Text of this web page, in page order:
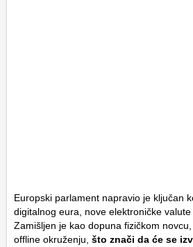
Europski parlament napravio je ključan
digitalnog eura, nove elektroničke
Zamišljen je kao dopuna fizičkom
offline okruženju, što znači da će se